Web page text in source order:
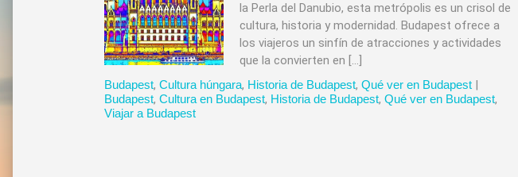
la Perla del Danubio, esta metrópolis es un crisol de
cultura, historia y modernidad. Budapest ofrece a
los viajeros un sinfín de atracciones y actividades
que la convierten en […]
Budapest, Cultura húngara, Historia de Budapest, Qué ver en Budapest |
Budapest, Cultura en Budapest, Historia de Budapest, Qué ver en Budapest,
Viajar a Budapest